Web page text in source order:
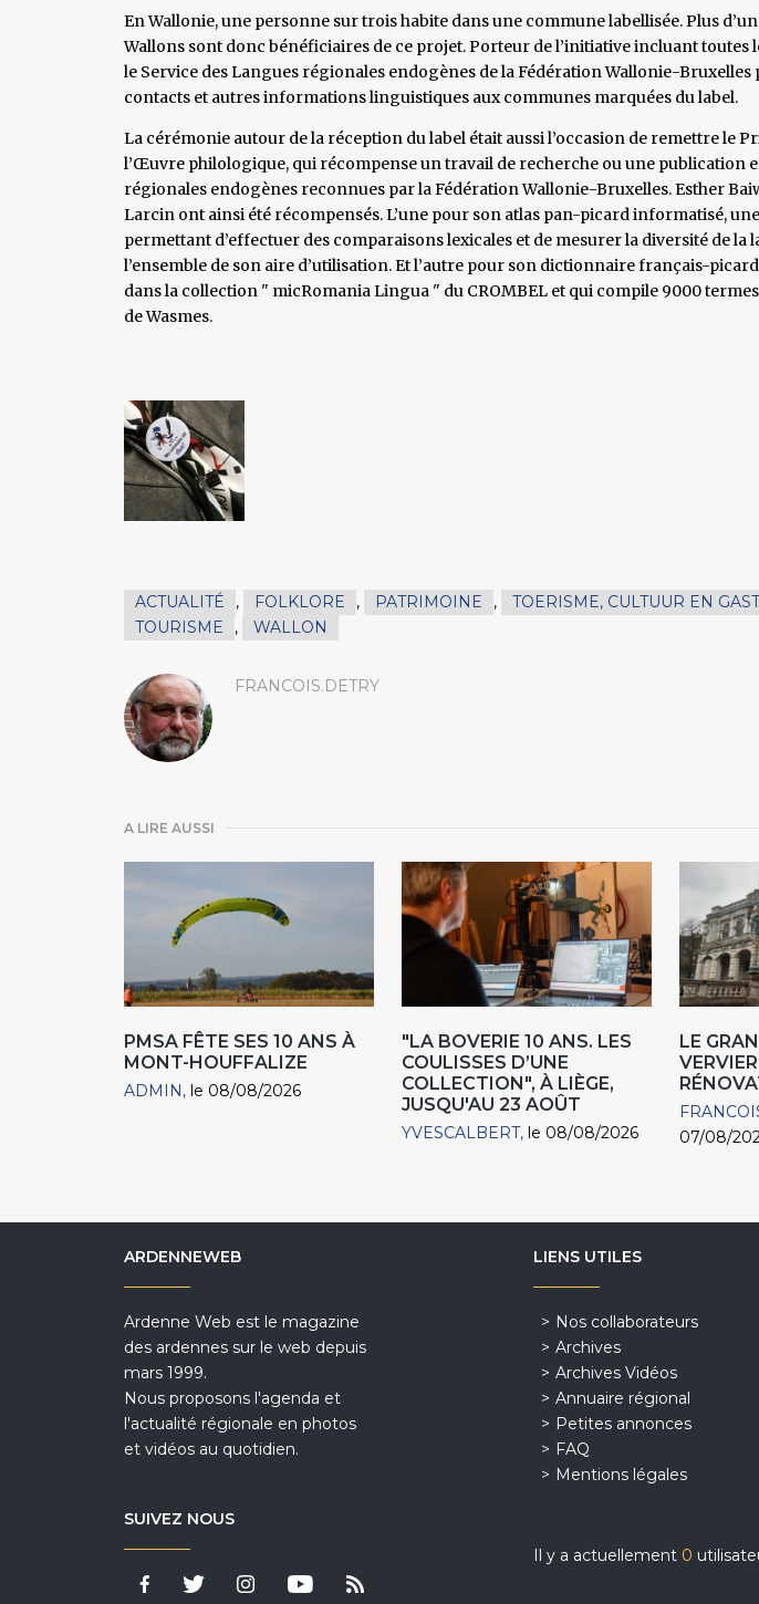
En Wallonie, une personne sur trois habite dans une commune labellisée. Plus
Wallons sont donc bénéficiaires de ce projet. Porteur de l’initiative incluant toutes
le Service des Langues régionales endogènes de la Fédération Wallonie-
contacts et autres informations linguistiques aux communes marquées du label.
La cérémonie autour de la réception du label était aussi l’occasion de remettre le
l’Œuvre philologique, qui récompense un travail de recherche ou une publication
régionales endogènes reconnues par la Fédération Wallonie-Bruxelles. Esther
Larcin ont ainsi été récompensés. L’une pour son atlas pan-picard informatisé,
permettant d’effectuer des comparaisons lexicales et de mesurer la diversité de la
l’ensemble de son aire d’utilisation. Et l’autre pour son dictionnaire français-
dans la collection " micRomania Lingua " du CROMBEL et qui compile 9000
de Wasmes.
ACTUALITÉ , FOLKLORE , PATRIMOINE , TOERISME, CULTUUR EN
TOURISME
, WALLON
FRANCOIS.DETRY
A LIRE AUSSI
PMSA FÊTE SES 10 ANS À
MONT-HOUFFALIZE
ADMIN le 08/08/2026
"LA BOVERIE 10 ANS. LES
COULISSES D’UNE
COLLECTION", À LIÈGE,
JUSQU'AU 23 AOÛT
YVESCALBERT le 08/08/2026
LE
07/08/
ARDENNEWEB
Ardenne Web est le magazine
des ardennes sur le web depuis
mars 1999.
Nous proposons l'agenda et
l'actualité régionale en photos
et vidéos au quotidien.
SUIVEZ NOUS
LIENS UTILES
Nos collaborateurs
Archives
Archives Vidéos
Annuaire régional
Petites annonces
FAQ
Mentions légales
Il y a actuellement 0